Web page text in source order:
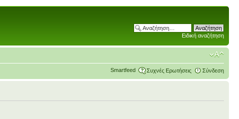
Ειδική αναζήτηση
Smartfeed Συχνές Ερωτήσεις Σύνδεση